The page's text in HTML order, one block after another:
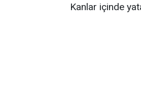
Kanlar içinde